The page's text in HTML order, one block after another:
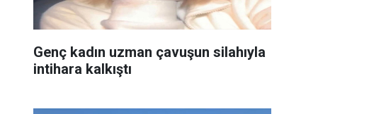
Genç kadın uzman çavuşun silahıyla
intihara kalkıştı